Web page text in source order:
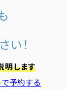
い！
明します
予約する